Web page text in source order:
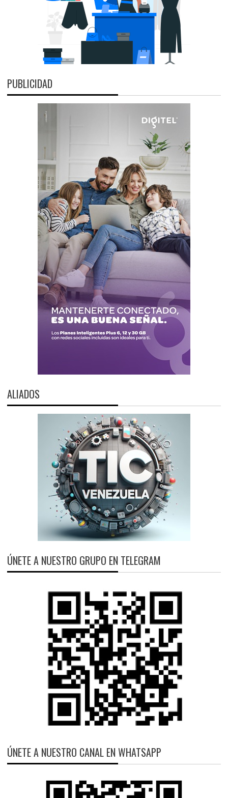
PUBLICIDAD
ALIADOS
ÚNETE A NUESTRO GRUPO EN TELEGRAM
ÚNETE A NUESTRO CANAL EN WHATSAPP